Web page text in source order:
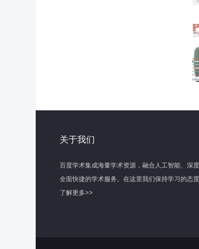
关于我们
百度学术集成海量学术资源，融合人工智能、深
全面快捷的学术服务。在这里我们保持学习的态
了解更多>>